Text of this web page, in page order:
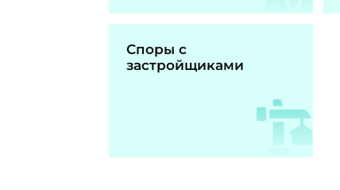
Споры с
застройщиками